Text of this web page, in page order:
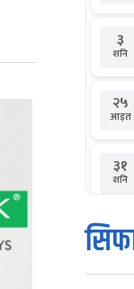
३
शनि
२५
आइत
३१
शनि
१
आइत